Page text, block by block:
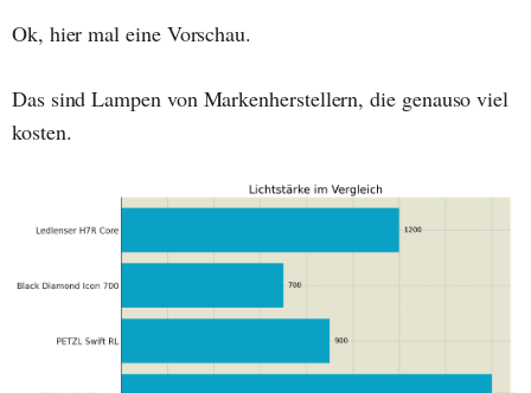
Ok, hier mal eine Vorschau.
Das sind Lampen von Markenherstellern, die genauso viel
kosten.